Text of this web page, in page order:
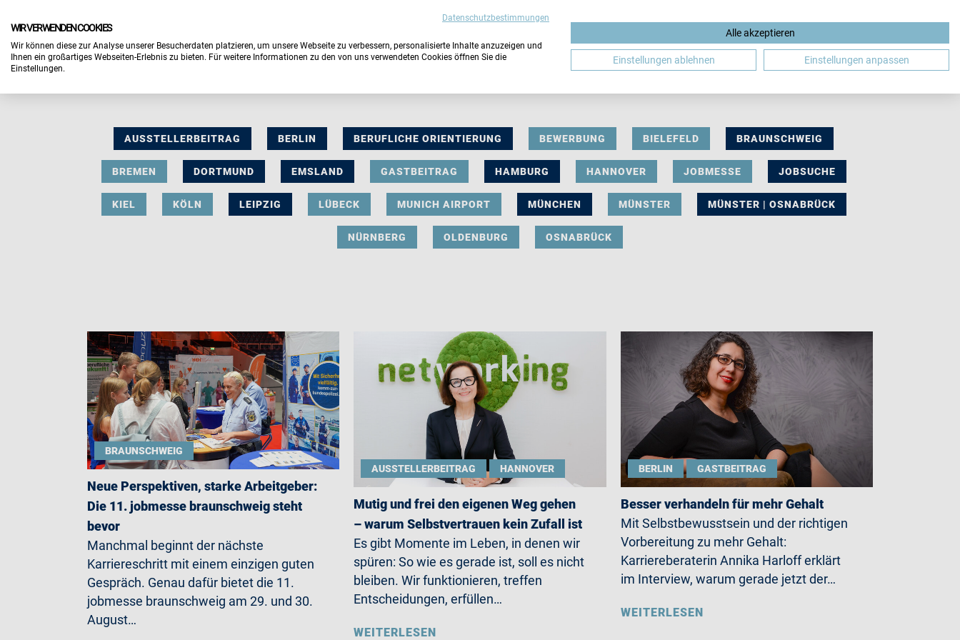
DE
AUSSTELLERBEITRAG BERLIN BERUFLICHE ORIENTIERUNG BEWERBUNG BIELEFELD BRAUNSCHWEIG
BREMEN DORTMUND EMSLAND GASTBEITRAG HAMBURG HANNOVER JOBMESSE JOBSUCHE
KIEL KÖLN LEIPZIG LÜBECK MUNICH AIRPORT MÜNCHEN MÜNSTER MÜNSTER | OSNABRÜCK
NÜRNBERG OLDENBURG OSNABRÜCK
BRAUNSCHWEIG
Neue Perspektiven, starke Arbeitgeber:
Die 11. jobmesse braunschweig steht
bevor
Manchmal beginnt der nächste
Karriereschritt mit einem einzigen guten
Gespräch. Genau dafür bietet die 11.
jobmesse braunschweig am 29. und 30.
August…
AUSSTELLERBEITRAG HANNOVER
Mutig und frei den eigenen Weg gehen
– warum Selbstvertrauen kein Zufall ist
Es gibt Momente im Leben, in denen wir
spüren: So wie es gerade ist, soll es nicht
bleiben. Wir funktionieren, treffen
Entscheidungen, erfüllen…
WEITERLESEN
BERLIN GASTBEITRAG
Besser verhandeln für mehr Gehalt
Mit Selbstbewusstsein und der richtigen
Vorbereitung zu mehr Gehalt:
Karriereberaterin Annika Harloff erklärt
im Interview, warum gerade jetzt der…
WEITERLESEN
Datenschutzbestimmungen
WIR VERWENDEN COOKIES
Wir können diese zur Analyse unserer Besucherdaten platzieren, um unsere Webseite zu verbessern, personalisierte Inhalte anzuzeigen und
Ihnen ein großartiges Webseiten-Erlebnis zu bieten. Für weitere Informationen zu den von uns verwendeten Cookies öffnen Sie die
Einstellungen.
Alle akzeptieren
Einstellungen ablehnen Einstellungen anpassen